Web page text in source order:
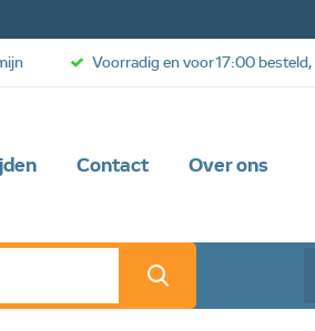
Contact Over ons
Voorradig en voor 17:00